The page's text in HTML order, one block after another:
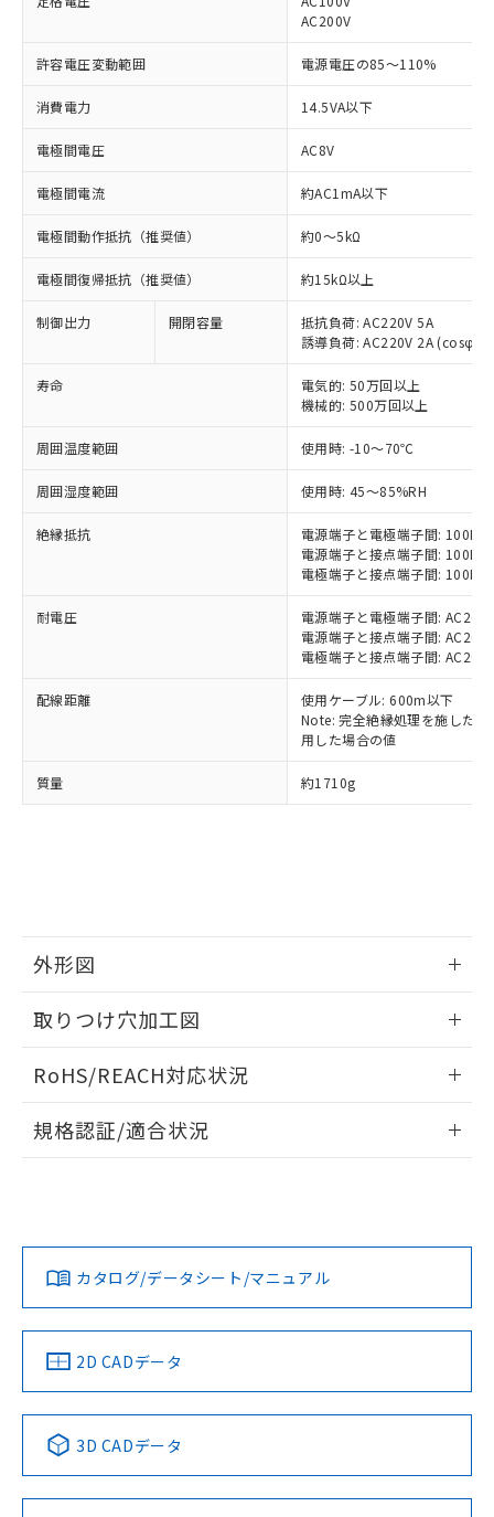
AC200V
許容電圧変動範囲 電源電圧の85～110%
消費電力 14.5VA以下
電極間電圧 AC8V
電極間電流 約AC1mA以下
電極間動作抵抗（推奨値） 約0～5kΩ
電極間復帰抵抗（推奨値） 約15kΩ以上
制御出力 開閉容量
抵抗負荷: AC220V 5A
誘導負荷: AC220V 2A
寿命
電気的: 50万回以上
機械的: 500万回以上
周囲温度範囲 使用時: -10～70℃
周囲湿度範囲 使用時: 45～85%RH
絶縁抵抗
電源端子と電極端子間:
電源端子と接点端子間:
電極端子と接点端子間:
耐電圧
電源端子と電極端子間:
電源端子と接点端子間:
電極端子と接点端子間:
配線距離
使用ケーブル: 600m以下
Note: 完全絶縁処理を施した
用した場合の値
質量 約1710g
外形図
取りつけ穴加工図
RoHS/REACH対応状況
EU RoHS 注意事項・凡例
対応済み
中国 RoHS 注意事項・凡例
Pb Hg Cd Cr(VI)
規格認証/適合状況
LR型式承認
（イギリス
船舶規格）
DNV型式承認
（ノルウェー
BV型式承認
（フランス
KR型式
（韓国
No No No No
この製品の規格認証/適合状況ページへ
その他の認証はこちらのページからご検索ください
カタログ/データシート/マニュアル
2D CADデータ
3D CADデータ
以下の条件をお読みいただき、同意のうえ
本サービスは、当社制御機器事業取扱
商品の当社在庫状況および標準価格
(税抜)を提供させていただくもので
当社制御機器事業取扱商品の中には、
本サービスの対象外となる商品もある
ことをご了承ください。
在庫状況および標準価格照会結果は、
記載している更新日時点での社内デー
タに基づき作成されるものであり、閲
覧された時点での実際の在庫および標
準価格とは異なる場合があることをご
正式な納期状況および標準価格はお客
様のお取引先、またはお客様担当のオ
ムロン制御機器販売店・当社販売員に
オムロン制御機器販売店や当社販売拠
点は「販売ネットワーク
」をご確認
ビス）をご利用いただくには、I-Web
あります。
お客様が当ウェブサイト上で当社にご
および当社の共同利用者が、当社の製
品・サービスに関するお客様との取
引・商談に必要な範囲で利用すること
をご了承ください。
※当社の共同利用者とは、"個人情報
※1 対応状況
対応済み：EU RoHS指令（10物質）の
非含有に対応した製品が提供可能な商品で
対応予定：EU RoHS指令（10物質）の非含
有に対応した製品に切り替える予定のある
商品です。
対応予定なし：EU RoHS指令（10物質）の
非含有に非対応の商品で、対応品を出す予
調査・確認中：EU RoHS指令（10物質）の
非含有の対応状況を調査中または確認中の
非該当品：ライセンス料など無形物で、有
害物質有無と関係のない商品です。
仕入先様の事情により、非含有部品として
いたものが、含有品と判明した場合などや
むを得ず変更することがあります。
鉛(Pb) 1000ppm以下、 水銀(Hg) 1000ppm以下、 カド
六価クロム(Cr(Ⅵ)) 1000ppm以下、ポリ臭化ビフェニル
類(PBB) 1000ppm以下、ポリ臭化ジフェニルエーテル類
(PBDE) 1000ppm以下、フタル酸ビス(2-エチルヘキシ
ル) (DEHP)(別名：DOP) 1000ppm以下、フタル酸ブチ
ルベンジル（BBP） 1000ppm以下、フタル酸ジブチル
（DBP） 1000ppm以下、フタル酸ジイソブチル
但し、RoHS指令で産業用監視および制御機器に対する
フタル酸エステル類の４物質については閾値を超える意
図的な使用がないことを確認しています。
月が前後することがあります。
※3 非含有証明書ダウンロード
下記の非含有証明書をダウンロードするこ
とができます。
EU RoHS指令（10物質）の非含有証明書
物質の対応では、対応完了までの期間は出
荷製品に未対応品が混在することから備考
欄に対応日を記載しておりました。
既に当社にて対応品への在庫切替を完了
していることから、特段のことがない限
り、2022年1月12日より割愛しておりま
す。
「○」：最大均質材料含有率が中国RoHSの
基準値以下であることを示します。
「×」：最大均質材料含有率が中国RoHSの
基準値を超えていることを示します。
「－」：未確認です。当社販売部門へお問
Pb(鉛) :1000ppm、 Hg(水銀) : 1000ppm、 Cd(カドミウ
Cr(Ⅵ)(六価クロム) : 1000ppm、 PBBs(ポリ臭化ビフェ
DBP(フタル酸ジブチル) : 1000ppm、 DIBP(フタル酸ジ
イソブチル) : 1000ppm、 BBP(フタル酸ブチルベンジ
質が外部に漏えいし、環境に深刻な影響を
及ぼさない年数を意味します。
「－」：未確認です。当社販売部門へお問
当社は、これら貴社製品のうち、外国
為替および外国貿易法に定める商品
（以下｢規制貨物等」という）を輸出
または国外への提供する場合は、日本
国政府の輸出許可(または役務取引許
可)を取得するなどの必要な手続きを
当社は規制貨物を破棄する場合は、完
全に破砕するなど、違法に輸出されな
いよう必要な手段を講じます。
当社は貴社製品を、核兵器、ミサイ
ル、化学兵器、生物兵器またはその他
武器並びにこれらの製造装置等に一切
法に輸出するおそれがある場合は、取
合意する キャンセル
一定数以上の在庫あり
一定数には満たないが在庫あり
在庫なし(最新の在庫状況につ
いては、お客様のお取引先、ま